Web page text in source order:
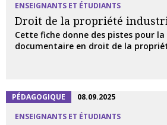
ENSEIGNANTS ET ÉTUDIANTS
Droit de la propriété
Cette fiche donne des pistes pour la
documentaire en droit de la
PÉDAGOGIQUE
08.09.2025
ENSEIGNANTS ET ÉTUDIANTS